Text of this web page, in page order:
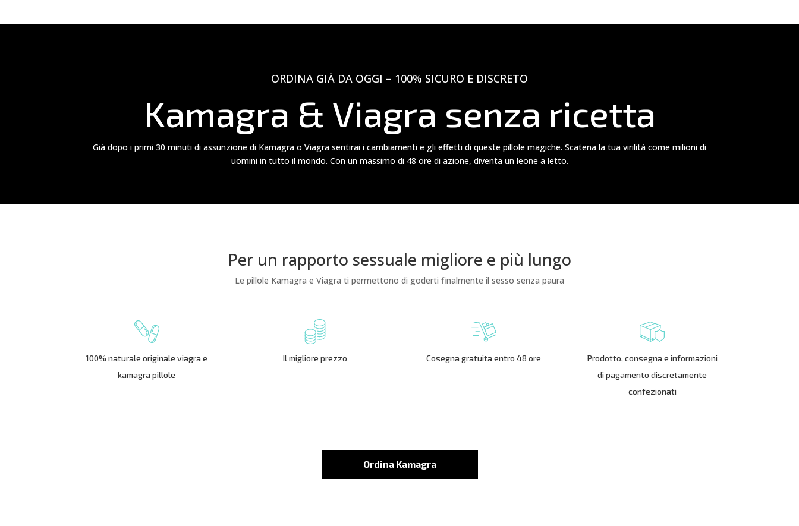
ORDINA GIÀ DA OGGI – 100% SICURO E DISCRETO
Kamagra & Viagra senza ricetta
Già dopo i primi 30 minuti di assunzione di Kamagra o Viagra sentirai i cambiamenti e gli effetti di queste pillole magiche. Scatena la tua virilità come milioni di
uomini in tutto il mondo. Con un massimo di 48 ore di azione, diventa un leone a letto.
Per un rapporto sessuale migliore e più lungo
Le pillole Kamagra e Viagra ti permettono di goderti finalmente il sesso senza paura
100% naturale originale viagra e
kamagra pillole
Il migliore prezzo Cosegna gratuita entro 48 ore
Prodotto, consegna e informazioni
di pagamento discretamente
confezionati
Ordina Kamagra